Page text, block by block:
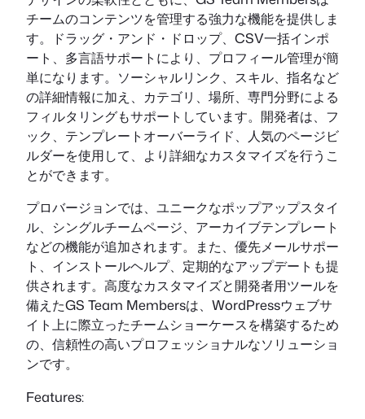
チームのコンテンツを管理する強力な機能を提供しま
す。ドラッグ・アンド・ドロップ、CSV一括インポ
ート、多言語サポートにより、プロフィール管理が簡
単になります。ソーシャルリンク、スキル、指名など
の詳細情報に加え、カテゴリ、場所、専門分野による
フィルタリングもサポートしています。開発者は、フ
ック、テンプレートオーバーライド、人気のページビ
ルダーを使用して、より詳細なカスタマイズを行うこ
とができます。
プロバージョンでは、ユニークなポップアップスタイ
ル、シングルチームページ、アーカイブテンプレート
などの機能が追加されます。また、優先メールサポー
ト、インストールヘルプ、定期的なアップデートも提
供されます。高度なカスタマイズと開発者用ツールを
備えたGS Team Membersは、WordPressウェブサ
イト上に際立ったチームショーケースを構築するため
の、信頼性の高いプロフェッショナルなソリューショ
ンです。
Features: